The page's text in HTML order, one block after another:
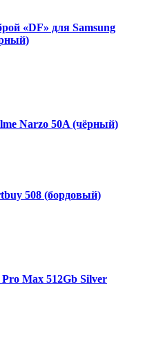
«DF» для Samsung
Narzo 50A (чёрный)
508 (бордовый)
Max 512Gb Silver